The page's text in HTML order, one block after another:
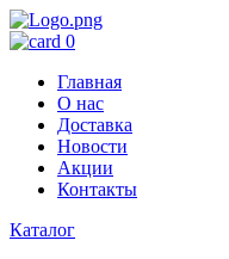
0
Главная
О нас
Доставка
Новости
Акции
Контакты
Каталог